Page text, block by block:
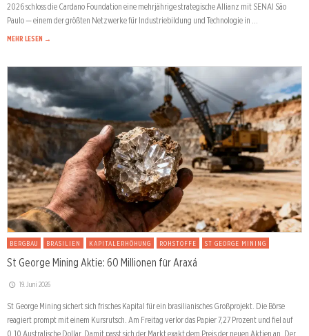
2026 schloss die Cardano Foundation eine mehrjährige strategische Allianz mit SENAI São
Paulo — einem der größten Netzwerke für Industriebildung und Technologie in …
MEHR LESEN →
BERGBAU BRASILIEN KAPITALERHÖHUNG ROHSTOFFE ST GEORGE MINING
St George Mining Aktie: 60 Millionen für Araxá
19. Juni 2026
St George Mining sichert sich frisches Kapital für ein brasilianisches Großprojekt. Die Börse
reagiert prompt mit einem Kursrutsch. Am Freitag verlor das Papier 7,27 Prozent und fiel auf
0,10 Australische Dollar. Damit passt sich der Markt exakt dem Preis der neuen Aktien an. Der